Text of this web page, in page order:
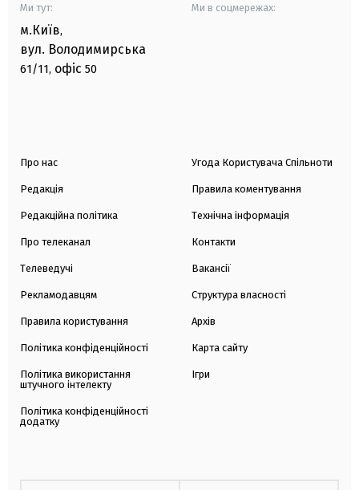
Ми тут:
м.Київ,
вул. Володимирська
61/11, офіс 50
Ми в соцмережах:
Про нас
Редакція
Редакційна політика
Про телеканал
Телеведучі
Рекламодавцям
Правила користування
Політика конфіденційності
Політика використання
штучного інтелекту
Політика конфіденційності
додатку
Угода Користувача Спільноти
Правила коментування
Технічна інформація
Контакти
Вакансії
Структура власності
Архів
Карта сайту
Ігри